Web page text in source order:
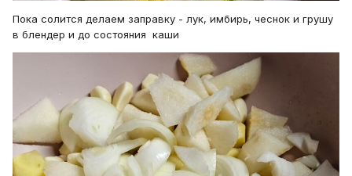
Пока солится делаем заправку - лук, имбирь, чеснок и грушу
в блендер и до состояния каши